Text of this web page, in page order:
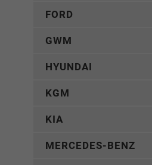
FORD
GWM
HYUNDAI
KGM
KIA
MERCEDES-BENZ